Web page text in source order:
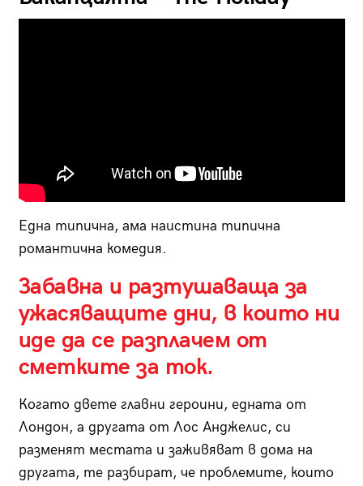
Една типична, ама наистина типична
романтична комедия.
Забавна и разтушаваща за
ужасяващите дни, в които ни
иде да се разплачем от
сметките за ток.
Когато двете главни героини, едната от
Лондон, а другата от Лос Анджелис, си
разменят местата и заживяват в дома на
другата, те разбират, че проблемите, които